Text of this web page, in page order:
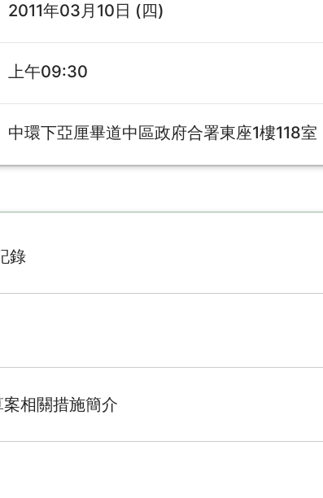
2011年03月10日 (四)
上午09:30
中環下亞厘畢道中區政府合署東座1樓118室
錄
相關措施簡介